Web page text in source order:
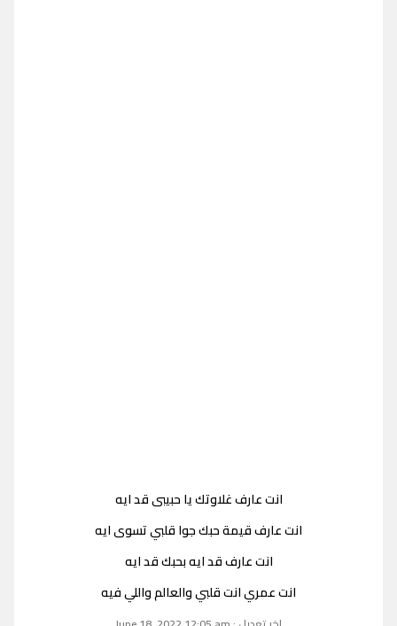
انت عارف غلاوتك يا حبيبى قد ايه
انت عارف قيمة حبك جوا قلبي تسوى ايه
انت عارف قد ايه بحبك قد ايه
انت عمري انت قلبي والعالم واللي فيه